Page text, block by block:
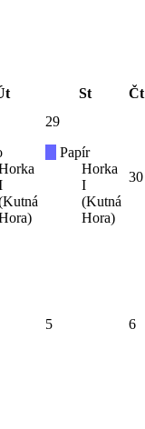
St Čt
29
Papír
Horka
I
(Kutná
Hora)
30
5 6